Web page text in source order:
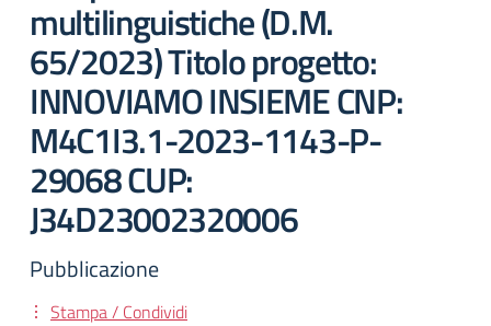
multilinguistiche (D.M.
65/2023) Titolo progetto:
INNOVIAMO INSIEME CNP:
M4C1I3.1-2023-1143-P-
29068 CUP:
J34D23002320006
Pubblicazione
Stampa / Condividi